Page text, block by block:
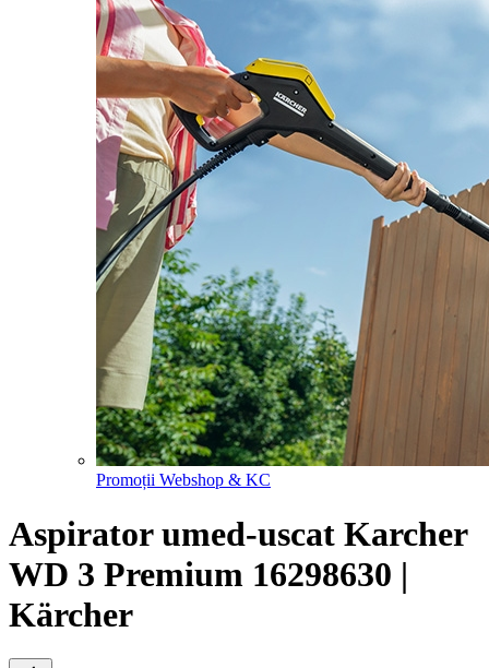
Promoții Webshop & KC
Aspirator umed-uscat Karcher
WD 3 Premium 16298630 |
Kärcher